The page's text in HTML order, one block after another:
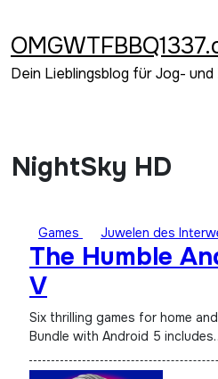
springen
Dein Lieblingsblog für Jog-
NightSky HD
Games Juwelen des
The Humble
V
Six thrilling games for home and on the go. Humble
Bundle with Android 5